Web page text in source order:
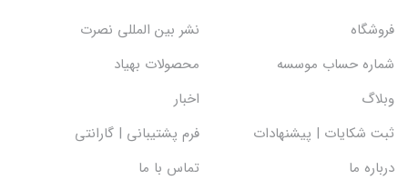
فروشگاه
نشر بین المللی نصرت
شماره حساب موسسه
محصولات بهیاد
وبلاگ
اخبار
ثبت شکایات | پیشنهادات
فرم پشتیبانی | گارانتی
درباره ما
تماس با ما